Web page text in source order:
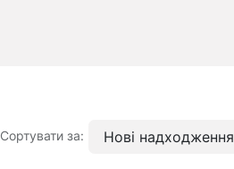
Сортувати за: Нові надходження